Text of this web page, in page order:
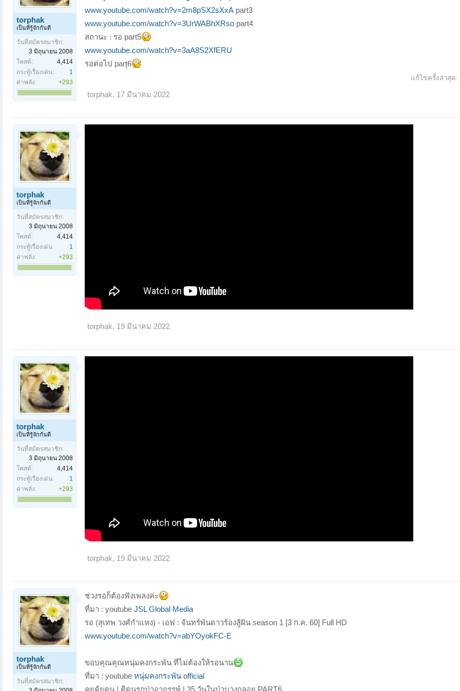
torphak
เป็นที่รู้จักกันดี
วันที่สมัครสมาชิก:
3 มิถุนายน 2008
โพสต์:
4,414
กระทู้เรื่องเด่น:
1
ค่าพลัง:
+293
www.youtube.com/watch?v=2m8pSX2sXxA part3
www.youtube.com/watch?v=3UrWABhXRso part4
สถานะ : รอ part5
www.youtube.com/watch?v=3aA8S2XfERU
รอต่อไป partุ6
แก้ไขครั้งล่าสุด:
torphak, 17 มีนาคม 2022
torphak
เป็นที่รู้จักกันดี
วันที่สมัครสมาชิก:
3 มิถุนายน 2008
โพสต์:
4,414
กระทู้เรื่องเด่น:
1
ค่าพลัง:
+293
torphak, 19 มีนาคม 2022
torphak
เป็นที่รู้จักกันดี
วันที่สมัครสมาชิก:
3 มิถุนายน 2008
โพสต์:
4,414
กระทู้เรื่องเด่น:
1
ค่าพลัง:
+293
torphak, 19 มีนาคม 2022
torphak
เป็นที่รู้จักกันดี
วันที่สมัครสมาชิก:
ช่วงรอก็ต้องฟังเพลงค่ะ
ที่มา : youtube JSL Global Media
รอ (สุเทพ วงศ์กำแหง) - เอฟ : จันทร์พันดาวร้องสู้ฝัน season 1 [3 ก.ค. 60] Full HD
www.youtube.com/watch?v=abYOyokFC-E
ขอบคุณคุณหนุ่มคงกระพัน ที่ไม่ต้องให้รอนาน
ที่มา : youtube หนุ่มคงกระพัน official
คุยคุ้ยคน | ติดนรกป่าอาถรรพ์ | 35 วันในป่าบางกลอย PART6